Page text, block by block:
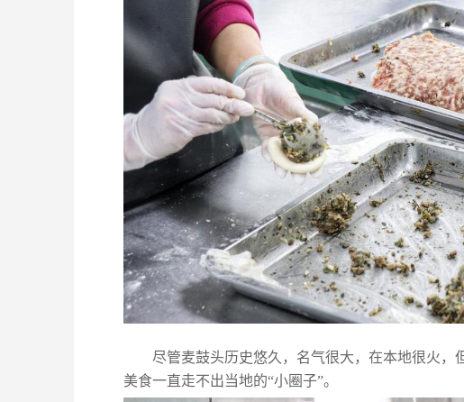
尽管麦鼓头历史悠久，名气很大，在本地很火，
美食一直走不出当地的“小圈子”。